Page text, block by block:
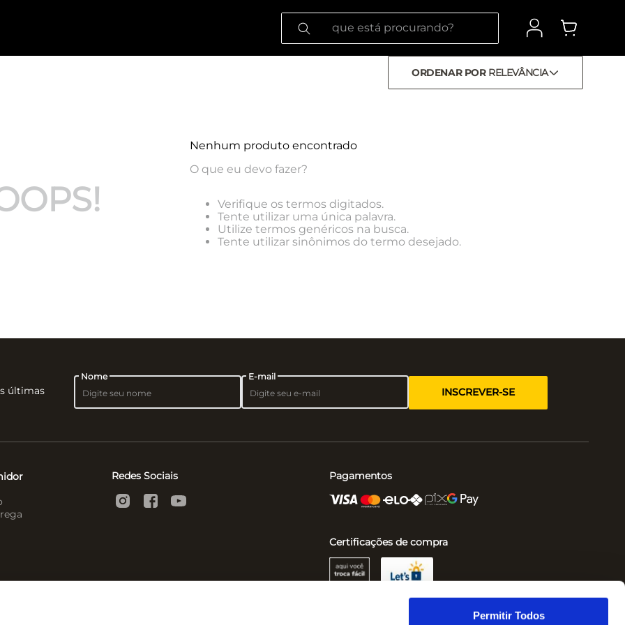
Permitir Todos
O que está procurando?
ORDENAR POR RELEVÂNCIA
Nenhum produto encontrado
O que eu devo fazer?
Verifique os termos digitados.
Tente utilizar uma única palavra.
Utilize termos genéricos na busca.
Tente utilizar sinônimos do termo desejado.
últimas
Nome E-mail
INSCREVER-SE
Redes Sociais Pagamentos
Certificações de compra